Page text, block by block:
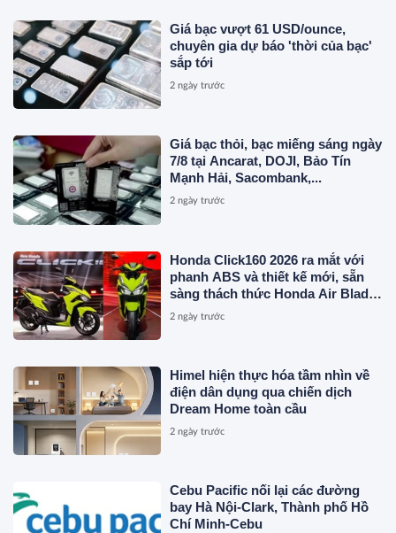
Giá bạc vượt 61 USD/ounce,
chuyên gia dự báo 'thời của bạc'
sắp tới
2 ngày trước
Giá bạc thỏi, bạc miếng sáng ngày
7/8 tại Ancarat, DOJI, Bảo Tín
Mạnh Hải, Sacombank,...
2 ngày trước
Honda Click160 2026 ra mắt với
phanh ABS và thiết kế mới, sẵn
sàng thách thức Honda Air Blade
và Yamaha NVX
2 ngày trước
Himel hiện thực hóa tầm nhìn về
điện dân dụng qua chiến dịch
Dream Home toàn cầu
2 ngày trước
Cebu Pacific nối lại các đường
bay Hà Nội-Clark, Thành phố Hồ
Chí Minh-Cebu